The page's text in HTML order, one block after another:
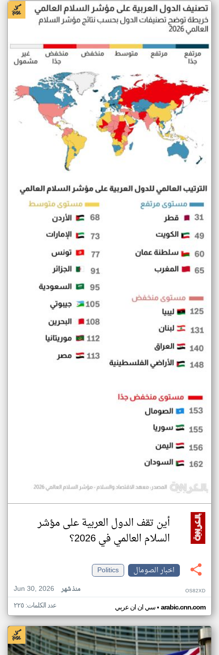
أين تقف الدول العربية على مؤشر
السلام العالمي في 2026؟
اخبار الصومال
Politics
Jun 30, 2026
منذ شهر OS82XD
سي ان ان عربي• arabic.cnn.com عدد الكلمات: ٢٢٥